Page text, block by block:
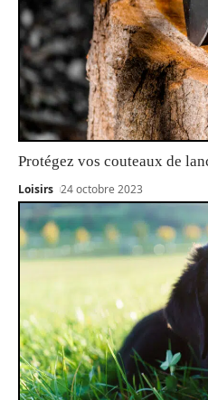
Protégez vos couteaux de
Loisirs 24 octobre 2023